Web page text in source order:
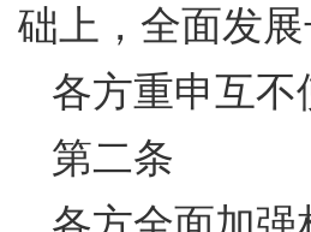
础上，全面发
各方重申互
第二条